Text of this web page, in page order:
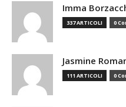
Imma
337 ARTICOLI 0
Jasmine
111 ARTICOLI 0